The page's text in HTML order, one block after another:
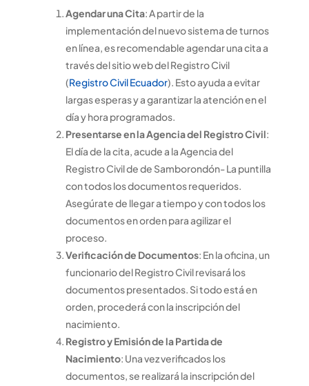
Agendar una Cita: A partir de la
implementación del nuevo sistema de turnos
en línea, es recomendable agendar una cita a
través del sitio web del Registro Civil
(Registro Civil Ecuador). Esto ayuda a evitar
largas esperas y a garantizar la atención en el
día y hora programados.
Presentarse en la Agencia del Registro Civil:
El día de la cita, acude a la Agencia del
Registro Civil de de Samborondón- La puntilla
con todos los documentos requeridos.
Asegúrate de llegar a tiempo y con todos los
documentos en orden para agilizar el
proceso.
Verificación de Documentos: En la oficina, un
funcionario del Registro Civil revisará los
documentos presentados. Si todo está en
orden, procederá con la inscripción del
nacimiento.
Registro y Emisión de la Partida de
Nacimiento: Una vez verificados los
documentos, se realizará la inscripción del